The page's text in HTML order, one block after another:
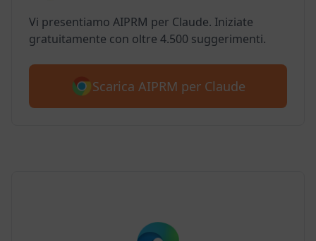
Vi presentiamo AIPRM per Claude. Iniziate
gratuitamente con oltre 4.500 suggerimenti.
Scarica AIPRM per Claude